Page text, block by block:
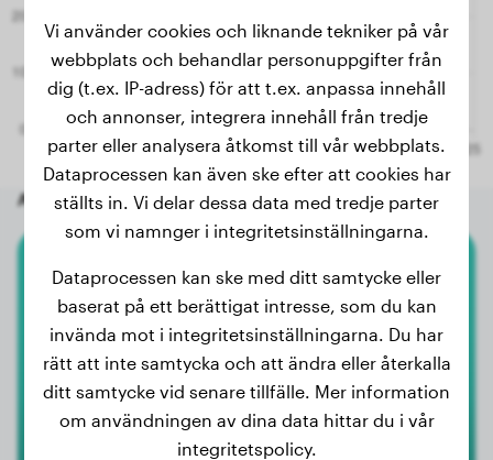
Andra slumpmässiga hundar
Amerikansk Bully
Mini
Vi använder cookies och liknande tekniker på vår
webbplats och behandlar personuppgifter från
dig (t.ex. IP-adress) för att t.ex. anpassa innehåll
och annonser, integrera innehåll från tredje
parter eller analysera åtkomst till vår webbplats.
Dataprocessen kan även ske efter att cookies har
ställts in. Vi delar dessa data med tredje parter
som vi namnger i integritetsinställningarna.
Dataprocessen kan ske med ditt samtycke eller
baserat på ett berättigat intresse, som du kan
invända mot i integritetsinställningarna. Du har
rätt att inte samtycka och att ändra eller återkalla
ditt samtycke vid senare tillfälle. Mer information
om användningen av dina data hittar du i vår
integritetspolicy.